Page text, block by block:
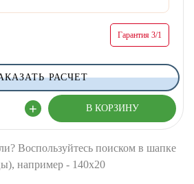
Гарантия 3/1
РАСЧЕТ